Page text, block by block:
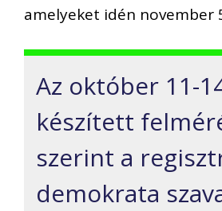
amelyeket idén november
Az október 11-
készített
szerint a
demokrata